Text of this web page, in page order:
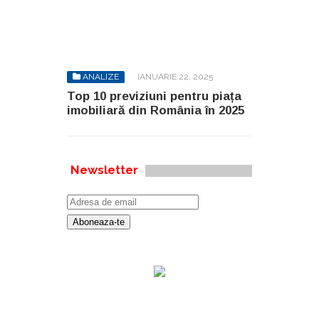
ANALIZE IANUARIE 22, 2025
Top 10 previziuni pentru piața
imobiliară din România în 2025
Newsletter